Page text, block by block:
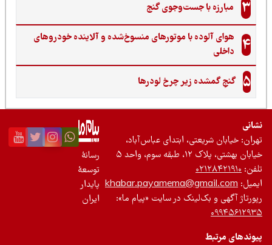
مبارزه با جست‌وجوی گنج‌
هوای آلوده با موتورهای منسوخ‌شده و آلاینده خودروهای
داخلی
گنجِ گمشده زیر چرخ لودرها
خیابان شریعتی، ابتدای عباس‌آباد،
بهشتی، پلاک ۱۲، طبقه سوم، واحد ۵
۰۲۱۲۸۴۲۱۹۱۰
khabar.payamema@gmail.com
آگهی و بک‌لینک در سایت «پیام ما»:
مرتبط
رسانۀ
توسعۀ
پایدار
ایران